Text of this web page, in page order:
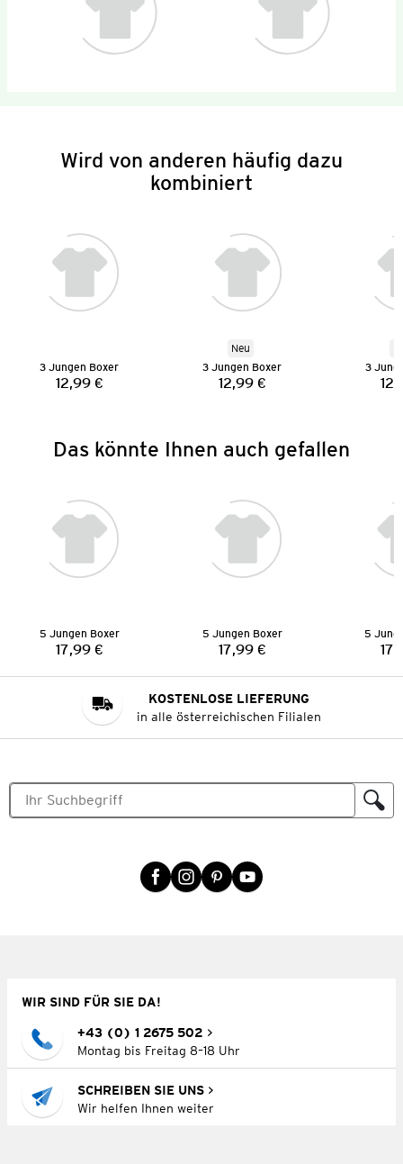
Wird von anderen häufig dazu
kombiniert
3 Jungen Boxer
Preis:
12,99 €
Neu
3 Jungen Boxer
Preis:
12,99 €
3
Das könnte Ihnen auch gefallen
5 Jungen Boxer
Preis:
17,99 €
5 Jungen Boxer
Preis:
17,99 €
5
KOSTENLOSE LIEFERUNG
in alle österreichischen Filialen
WIR SIND FÜR SIE DA!
+43 (0) 1 2675 502
Montag bis Freitag 8–18 Uhr
SCHREIBEN SIE UNS
Wir helfen Ihnen weiter